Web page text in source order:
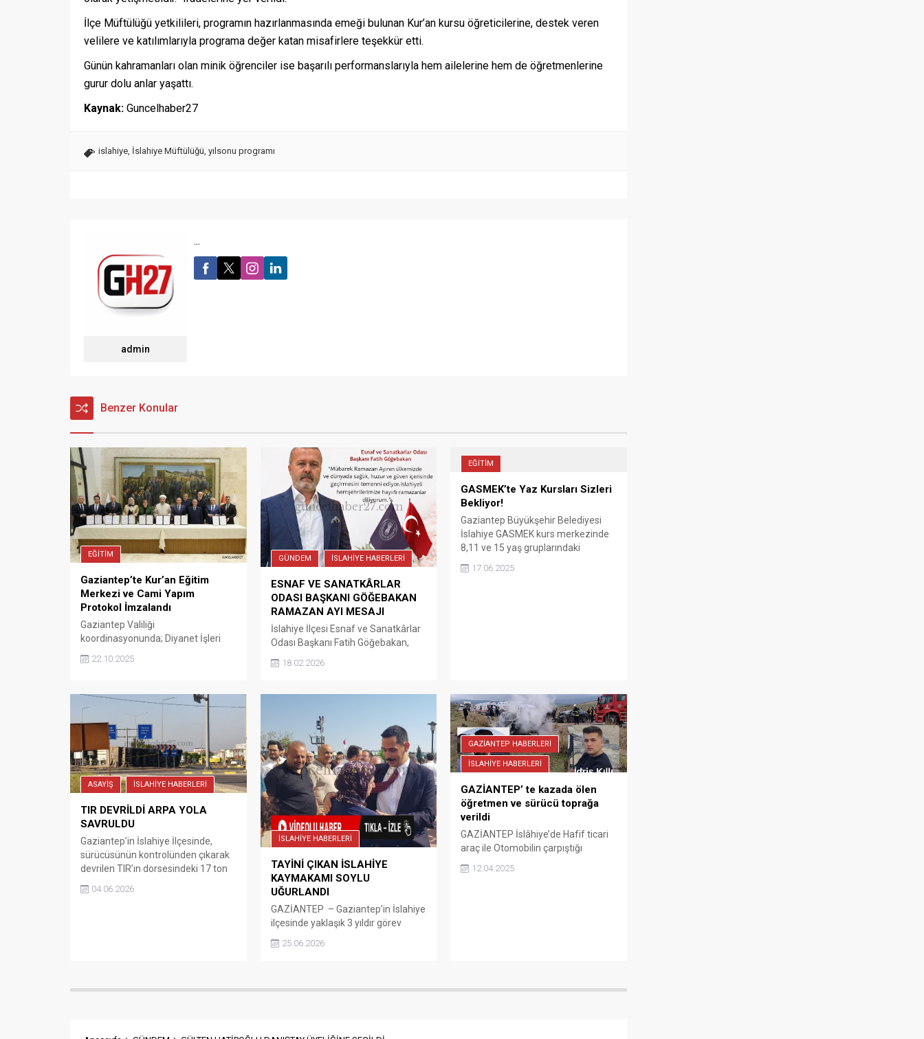
İlçe Müftülüğü yetkilileri, programın hazırlanmasında emeği bulunan Kur’an kursu öğreticilerine, destek veren
velilere ve katılımlarıyla programa değer katan misafirlere teşekkür etti.
Günün kahramanları olan minik öğrenciler ise başarılı performanslarıyla hem ailelerine hem de öğretmenlerine
gurur dolu anlar yaşattı.
Kaynak: Guncelhaber27
islahiye, İslahiye Müftülüğü, yılsonu programı
admin
...
Benzer Konular
EĞİTİM
Gaziantep’te Kur’an Eğitim
Merkezi ve Cami Yapım
Protokol İmzalandı
Gaziantep Valiliği
koordinasyonunda; Diyanet İşleri
Belediyesi ve Şahinbey Belediyesi iş
Eruslu tarafından yaptırılacak
Mehmet Ali Eruslu Kur’an Eğitim
Merkezi ve Eyyüp Eruslu Camii için
protokol imzalandı.
22.10.2025
GÜNDEM İSLAHİYE HABERLERİ
ESNAF VE SANATKÂRLAR
ODASI BAŞKANI GÖĞEBAKAN
RAMAZAN AYI MESAJI
İslahiye İlçesi Esnaf ve Sanatkârlar
Odası Başkanı Fatih Göğebakan,
yayınladı. Göğebakan Ramazan Ayı
“Mübarek Ramazan Ayının
ve güven içerisinde geçirmesini
temenni ediyor islahiyeli
hemşehrilerimize hayırlı
ramazanlar diliyorum.” Fatih
Göğebakan Esnaf ve Sanatkârlar
Odası Başkanı Kaynak:
Guncelhaber27
18.02.2026
EĞİTİM
GASMEK’te Yaz Kursları Sizleri
Bekliyor!
Gaziantep Büyükşehir Belediyesi
İslahiye GASMEK kurs merkezinde
8,11 ve 15 yaş gruplarındaki
öğrencilere yönelik ücretsiz yaz
okulu başvurularını kaçırmayın,
17.06.2025
ASAYİŞ İSLAHİYE HABERLERİ
TIR DEVRİLDİ ARPA YOLA
SAVRULDU
Gaziantep’in İslahiye İlçesinde,
sürücüsünün kontrolünden çıkarak
devrilen TIR’ın dorsesindeki 17 ton
İslahiye-Hassa Karayolun Kırıkçalı
sonucu devrildi.Devrilen Tır’ın
04.06.2026
İSLAHİYE HABERLERİ
TAYİNİ ÇIKAN İSLAHİYE
KAYMAKAMI SOYLU
UĞURLANDI
GAZİANTEP – Gaziantep’in İslahiye
ilçesinde yaklaşık 3 yıldır görev
Soylu, Antalya’nın Finike ilçesine
ilçeye veda etti. İslahiye
amirleri, çalışma arkadaşları ve
25.06.2026
GAZİANTEP HABERLERİ
İSLAHİYE HABERLERİ
GAZİANTEP’ te kazada ölen
öğretmen ve sürücü toprağa
verildi
GAZİANTEP İslâhiye’de Hafif ticari
araç ile Otomobilin çarpıştığı
kazada hayatını kaybeden Fen
Bilgisi Öğretmeni Mustafa KADAN
12.04.2025